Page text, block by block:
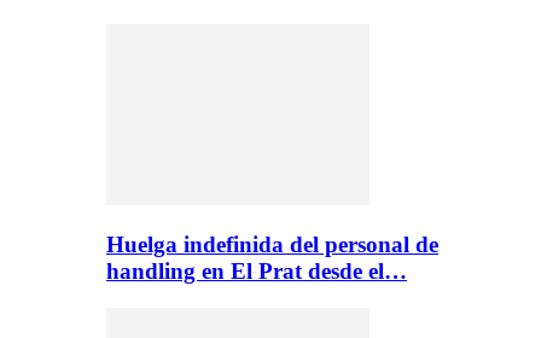
Huelga indefinida del personal de
handling en El Prat desde el…